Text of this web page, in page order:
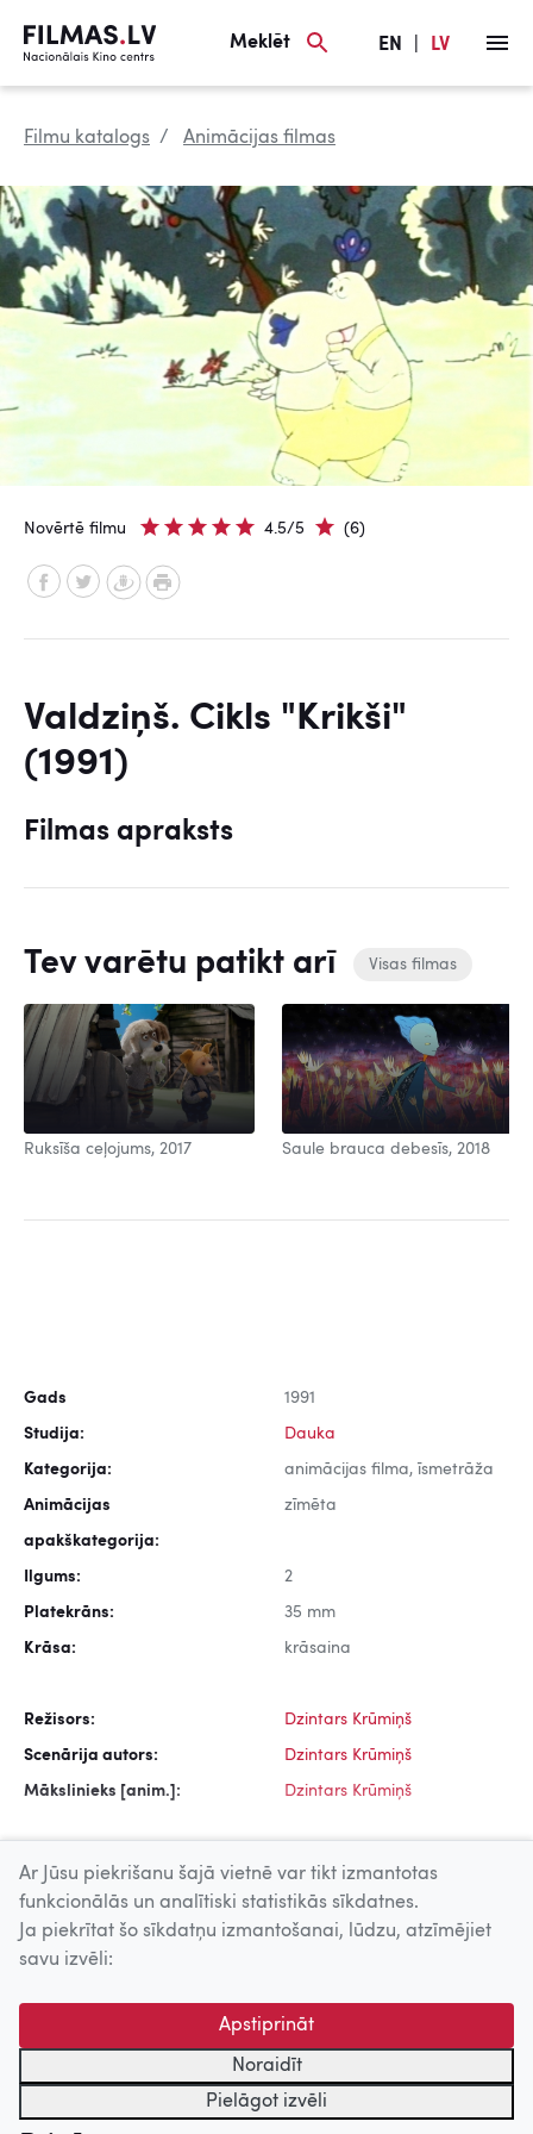
Meklēt EN LV
Filmu katalogs Animācijas filmas
Novērtē filmu 4.5/5 (6)
Valdziņš. Cikls "Krikši"
(1991)
Filmas apraksts
Tev varētu patikt arī Visas filmas
Ruksīša ceļojums, 2017 Saule brauca debesīs, 2018
Gads 1991
Studija: Dauka
Kategorija: animācijas filma, īsmetrāža
Animācijas
apakškategorija:
zīmēta
Ilgums: 2
Platekrāns: 35 mm
Krāsa: krāsaina
Režisors: Dzintars Krūmiņš
Scenārija autors: Dzintars Krūmiņš
Mākslinieks [anim.]: Dzintars Krūmiņš
Uz augšu
© 2026 Nacionālais Kino centrs, Kultūras informācijas sistēmu
centrs. Sadarbības partneris: Latvijas Valsts
kinofotofonodokumentu arhīvs.
Ar Jūsu piekrišanu šajā vietnē var tikt izmantotas
funkcionālās un analītiski statistikās sīkdatnes.
Ja piekrītat šo sīkdatņu izmantošanai, lūdzu, atzīmējiet
savu izvēli:
Apstiprināt
Noraidīt
Pielāgot izvēli